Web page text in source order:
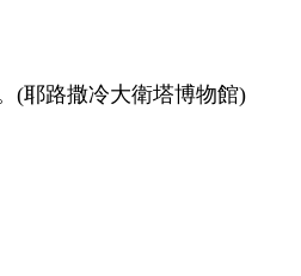
(耶路撒冷大衛塔博物館)